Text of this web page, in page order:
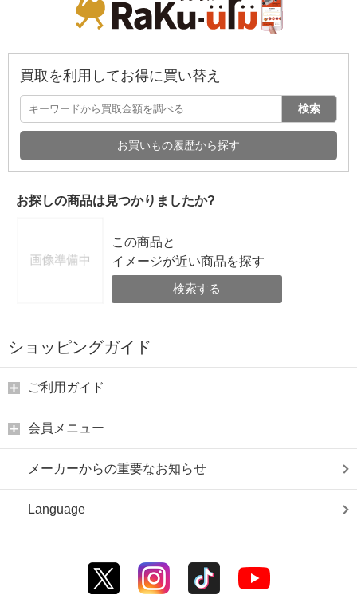
買取を利用してお得に買い替え
検索
お買いもの履歴から探す
お探しの商品は見つかりましたか?
この商品と
イメージが近い商品を探す
検索する
ショッピングガイド
ご利用ガイド
会員メニュー
メーカーからの重要なお知らせ
Language